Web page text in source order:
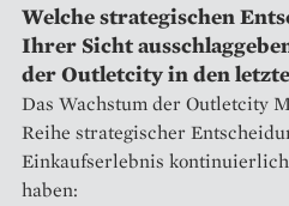
Welche strategischen
Ihrer Sicht
der Outletcity in den
Das Wachstum der Outletcity
Reihe strategischer
Einkaufserlebnis
haben: